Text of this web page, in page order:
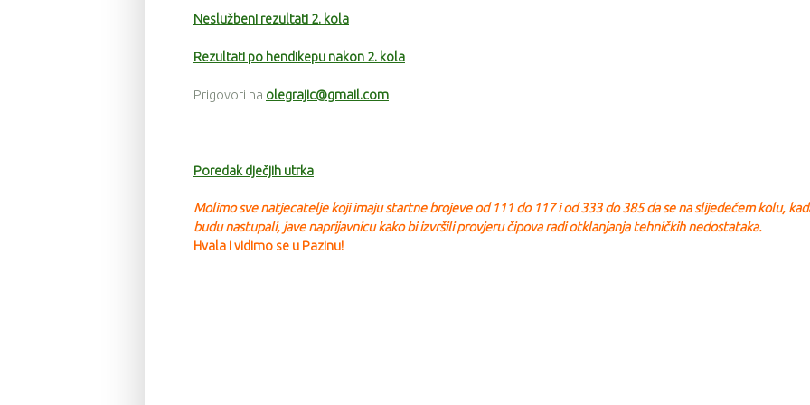
Neslužbeni rezultati 2. kola
Rezultati po hendikepu nakon 2. kola
Prigovori na olegrajic@gmail.com
Poredak dječjih utrka
Molimo sve natjecatelje koji imaju startne brojeve od 111 do 117 i od 333 do 385 da se na slijedećem kolu,
budu nastupali, jave naprijavnicu kako bi izvršili provjeru čipova radi otklanjanja tehničkih nedostataka.
Hvala i vidimo se u Pazinu!